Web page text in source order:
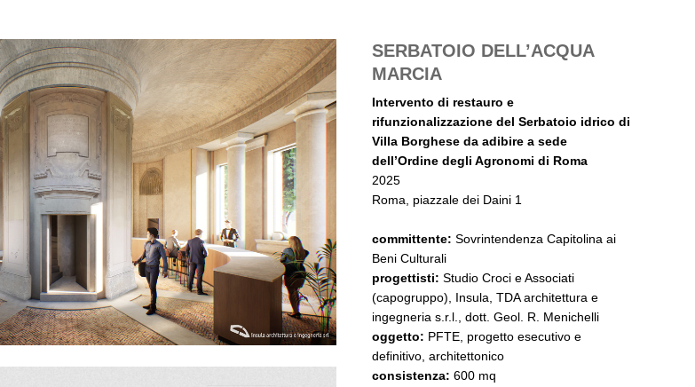
SERBATOIO DELL’ACQUA
MARCIA
Intervento di restauro e
rifunzionalizzazione del Serbatoio idrico di
Villa Borghese da adibire a sede
dell’Ordine degli Agronomi di Roma
2025
Roma, piazzale dei Daini 1
committente: Sovrintendenza Capitolina ai
Beni Culturali
progettisti:Studio Croci e Associati
(capogruppo), Insula, TDA architettura e
ingegneria s.r.l., dott. Geol. R. Menichelli
oggetto: PFTE, progetto esecutivo e
definitivo, architettonico
consistenza:600 mq